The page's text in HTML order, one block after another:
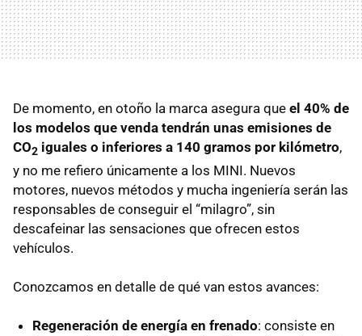
De momento, en otoño la marca asegura que el 40% de
los modelos que venda tendrán unas emisiones de
CO2 iguales o inferiores a 140 gramos por kilómetro,
y no me refiero únicamente a los MINI. Nuevos
motores, nuevos métodos y mucha ingeniería serán las
responsables de conseguir el “milagro”, sin
descafeinar las sensaciones que ofrecen estos
vehículos.
Conozcamos en detalle de qué van estos avances:
Regeneración de energía en frenado: consiste en